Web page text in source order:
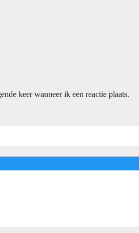
keer wanneer ik een reactie plaats.